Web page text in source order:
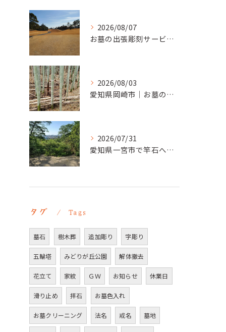
2026/08/07
お墓の出張彫刻サービス【彫刻本舗】愛知県清須市
2026/08/03
愛知県岡崎市｜お墓の追加彫り施工例 ｜彫刻本舗
2026/07/31
愛知県一宮市で竿石への追加彫刻｜彫刻本舗
タグ Tags
墓石 樹木葬 追加彫り 字彫り
五輪塔 みどりが丘公園 解体撤去
花立て 家紋 ＧＷ お知らせ 休業日
滑り止め 拝石 お墓色入れ
お墓クリーニング 法名 戒名 墓地